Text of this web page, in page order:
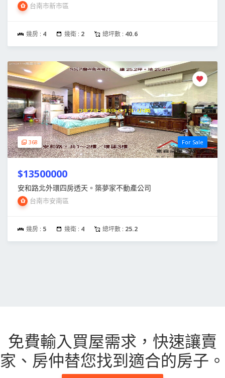
台南市新市區
幾房 : 4 幾衛 : 2 總坪數 : 40.6
368 For Sale
$13500000
安和路北外環四房透天。築夢家不動產公司
台南市安南區
幾房 : 5 幾衛 : 4 總坪數 : 25.2
免費輸入買屋需求， 快速讓賣
家、房仲替您找到適合的房子。